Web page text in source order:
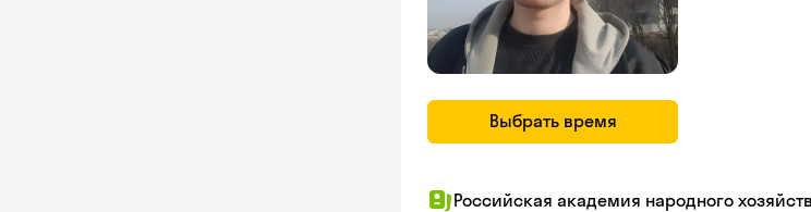
Выбрать время
Российская академия народного